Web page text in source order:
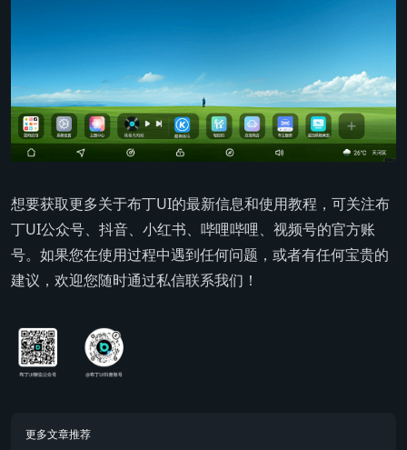
想要获取更多关于布丁UI的最新信息和使用教程，可关注布
丁UI公众号、抖音、小红书、哔哩哔哩、视频号的官方账
号。如果您在使用过程中遇到任何问题，或者有任何宝贵的
建议，欢迎您随时通过私信联系我们！
更多文章推荐